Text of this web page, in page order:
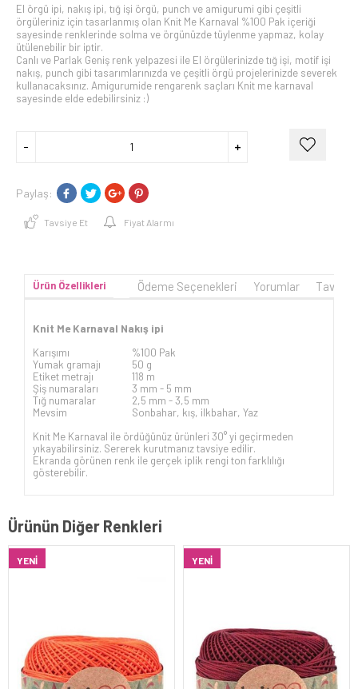
El örgü ipi, nakış ipi, tığ işi örgü, punch ve amigurumi gibi çeşitli
örgüleriniz için tasarlanmış olan Knit Me Karnaval %100 Pak içeriği
sayesinde renklerinde solma ve örgünüzde tüylenme yapmaz, kolay
ütülenebilir bir iptir.
Canlı ve Parlak Geniş renk yelpazesi ile El örgülerinizde tığ işi, motif işi
nakış, punch gibi tasarımlarınızda ve çeşitli örgü projelerinizde severek
kullanacaksınız. Amigurumide rengarenk saçları Knit me karnaval
sayesinde elde edebilirsiniz :)
Paylaş:
Tavsiye Et Fiyat Alarmı
Ürün Özellikleri Ödeme Seçenekleri Yorumlar
Knit Me Karnaval Nakış ipi
Karışımı
%100 Pak
Yumak gramajı
50 g
Etiket metrajı
118 m
Şiş numaraları
3 mm - 5 mm
Tığ numaralar
2,5 mm - 3,5 mm
Mevsim
Sonbahar, kış, ilkbahar, Yaz
Knit Me Karnaval ile ördüğünüz ürünleri 30° yi geçirmeden
yıkayabilirsiniz. Sererek kurutmanız tavsiye edilir.
Ekranda görünen renk ile gerçek iplik rengi ton farklılığı
gösterebilir.
Ürünün Diğer Renkleri
YENI YENI